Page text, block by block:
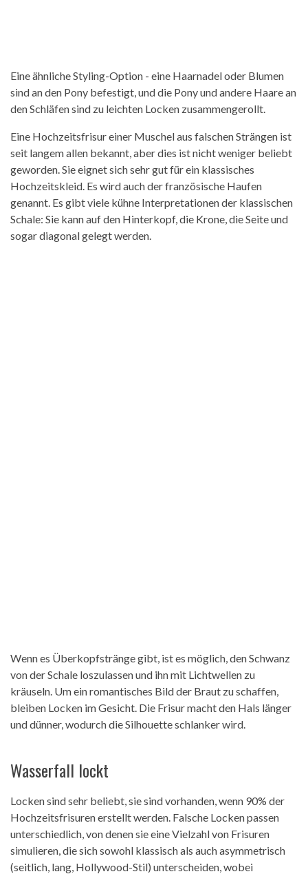
Eine ähnliche Styling-Option - eine Haarnadel oder Blumen
sind an den Pony befestigt, und die Pony und andere Haare an
den Schläfen sind zu leichten Locken zusammengerollt.
Eine Hochzeitsfrisur einer Muschel aus falschen Strängen ist
seit langem allen bekannt, aber dies ist nicht weniger beliebt
geworden. Sie eignet sich sehr gut für ein klassisches
Hochzeitskleid. Es wird auch der französische Haufen
genannt. Es gibt viele kühne Interpretationen der klassischen
Schale: Sie kann auf den Hinterkopf, die Krone, die Seite und
sogar diagonal gelegt werden.
Wenn es Überkopfstränge gibt, ist es möglich, den Schwanz
von der Schale loszulassen und ihn mit Lichtwellen zu
kräuseln. Um ein romantisches Bild der Braut zu schaffen,
bleiben Locken im Gesicht. Die Frisur macht den Hals länger
und dünner, wodurch die Silhouette schlanker wird.
Wasserfall lockt
Locken sind sehr beliebt, sie sind vorhanden, wenn 90% der
Hochzeitsfrisuren erstellt werden. Falsche Locken passen
unterschiedlich, von denen sie eine Vielzahl von Frisuren
simulieren, die sich sowohl klassisch als auch asymmetrisch
(seitlich, lang, Hollywood-Stil) unterscheiden, wobei